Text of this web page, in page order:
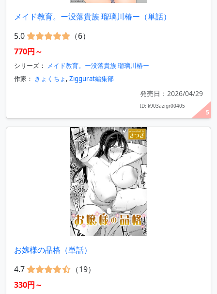
5
メイド教育。ー没落貴族 瑠璃川椿ー（単話）
5.0
（6）
770円～
シリーズ： メイド教育。ー没落貴族 瑠璃川椿ー
作家： きょくちょ , Ziggurat編集部
発売日：2026/04/29
ID: k903azigr00405
お嬢様の品格（単話）
4.7
（19）
330円～